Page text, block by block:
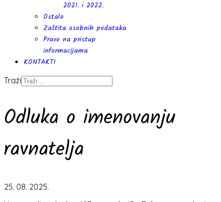
2021. i 2022.
Ostalo
Zaštita osobnih podataka
Pravo na pristup
informacijama
KONTAKTI
Traži
Odluka o imenovanju
ravnatelja
25. 08. 2025.